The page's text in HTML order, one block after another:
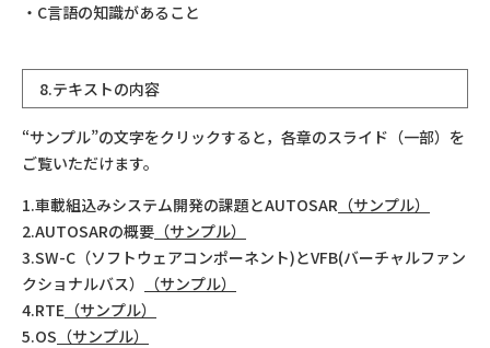
・C言語の知識があること
8.テキストの内容
“サンプル”の文字をクリックすると，各章のスライド（一部）を
ご覧いただけます。
1.車載組込みシステム開発の課題とAUTOSAR （サンプル）
2.AUTOSARの概要 （サンプル）
3.SW-C（ソフトウェアコンポーネント)とVFB(バーチャルファン
クショナルバス）
（サンプル）
4.RTE （サンプル）
5.OS （サンプル）